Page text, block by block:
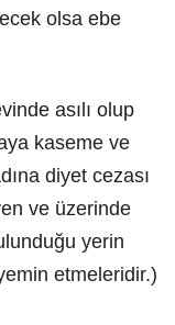
olsa ebe
asılı olup
kaseme ve
diyet cezası
ve üzerinde
yerin
etmeleridir.)